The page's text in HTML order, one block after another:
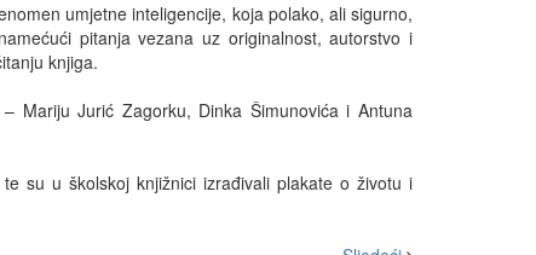
umjetne inteligencije, koja polako, ali sigurno,
pitanja vezana uz originalnost, autorstvo i
knjiga.
Mariju Jurić Zagorku, Dinka Šimunovića i Antuna
su u školskoj knjižnici izrađivali plakate o životu i